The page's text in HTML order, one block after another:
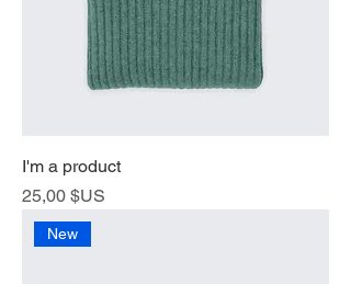
I'm a product
Prix
25,00 $US
New